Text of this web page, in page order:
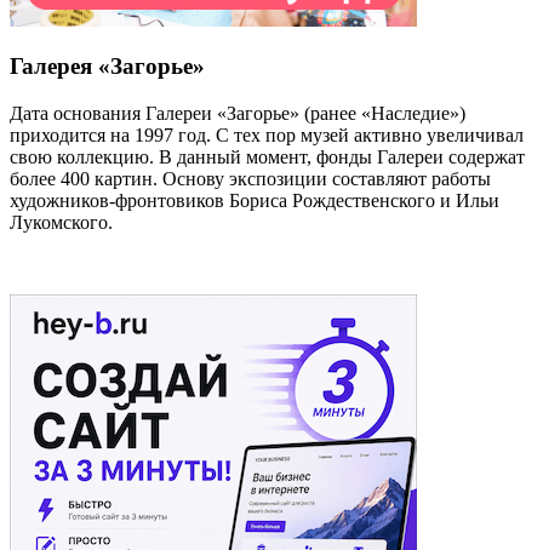
Галерея «Загорье»
Дата основания Галереи «Загорье» (ранее «Наследие»)
приходится на 1997 год. С тех пор музей активно увеличивал
свою коллекцию. В данный момент, фонды Галереи содержат
более 400 картин. Основу экспозиции составляют работы
художников-фронтовиков Бориса Рождественского и Ильи
Лукомского.